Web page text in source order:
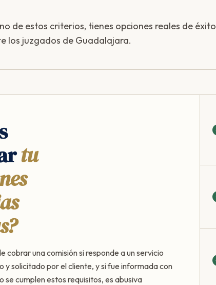
de estos criterios, tienes opciones reales de éxito
los juzgados de Guadalajara.
tu
cobrar una comisión si responde a un servicio
y solicitado por el cliente, y si fue informada con
se cumplen estos requisitos, es abusiva